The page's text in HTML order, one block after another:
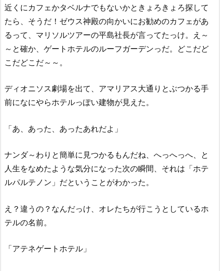
近くにカフェかタベルナでもないかときょろきょろ探して
たら、そうだ！ゼウス神殿の向かいにお勧めのカフェがあ
るって、マリソルツアーの平島社長が言ってたっけ。え～
～と確か、ゲートホテルのルーフガーデンっだ。どこだど
こだどこだ～～。
ディオニソス劇場を出て、アマリアス大通りとぶつかる手
前になにやらホテルっぽい建物が見えた。
「あ、あった、あったあれだよ」
ナンダ～わりと簡単に見つかるもんだね、へっへっへ、と
人生をなめたような気分になった次の瞬間、それは「ホテ
ルパルテノン」だということがわかった。
え？違うの？なんだっけ、オレたちが行こうとしているホ
テルの名前。
「アテネゲートホテル」